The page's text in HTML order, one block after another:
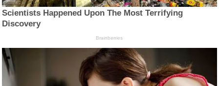
Scientists Happened Upon The Most Terrifying
Discovery
Brainberries